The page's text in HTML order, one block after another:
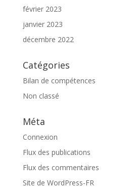
février 2023
janvier 2023
décembre 2022
Catégories
Bilan de compétences
Non classé
Méta
Connexion
Flux des publications
Flux des commentaires
Site de WordPress-FR